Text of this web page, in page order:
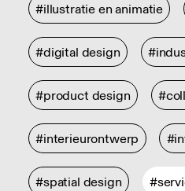
#illustratie en animatie
#digital design
#product design
#interieurontwerp
#spatial design